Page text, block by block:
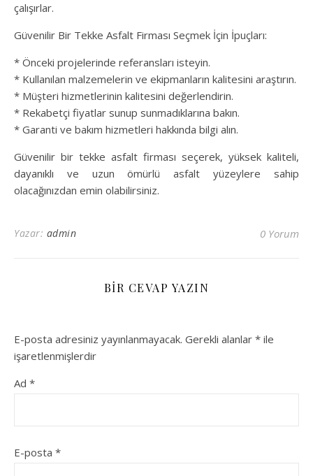
çalışırlar.
Güvenilir Bir Tekke Asfalt Firması Seçmek İçin İpuçları:
* Önceki projelerinde referansları isteyin.
* Kullanılan malzemelerin ve ekipmanların kalitesini araştırın.
* Müşteri hizmetlerinin kalitesini değerlendirin.
* Rekabetçi fiyatlar sunup sunmadıklarına bakın.
* Garanti ve bakım hizmetleri hakkında bilgi alın.
Güvenilir bir tekke asfalt firması seçerek, yüksek kaliteli,
dayanıklı ve uzun ömürlü asfalt yüzeylere sahip
olacağınızdan emin olabilirsiniz.
Yazar: admin 0 Yorum
BIR CEVAP YAZIN
E-posta adresiniz yayınlanmayacak. Gerekli alanlar * ile
işaretlenmişlerdir
Ad *
E-posta *